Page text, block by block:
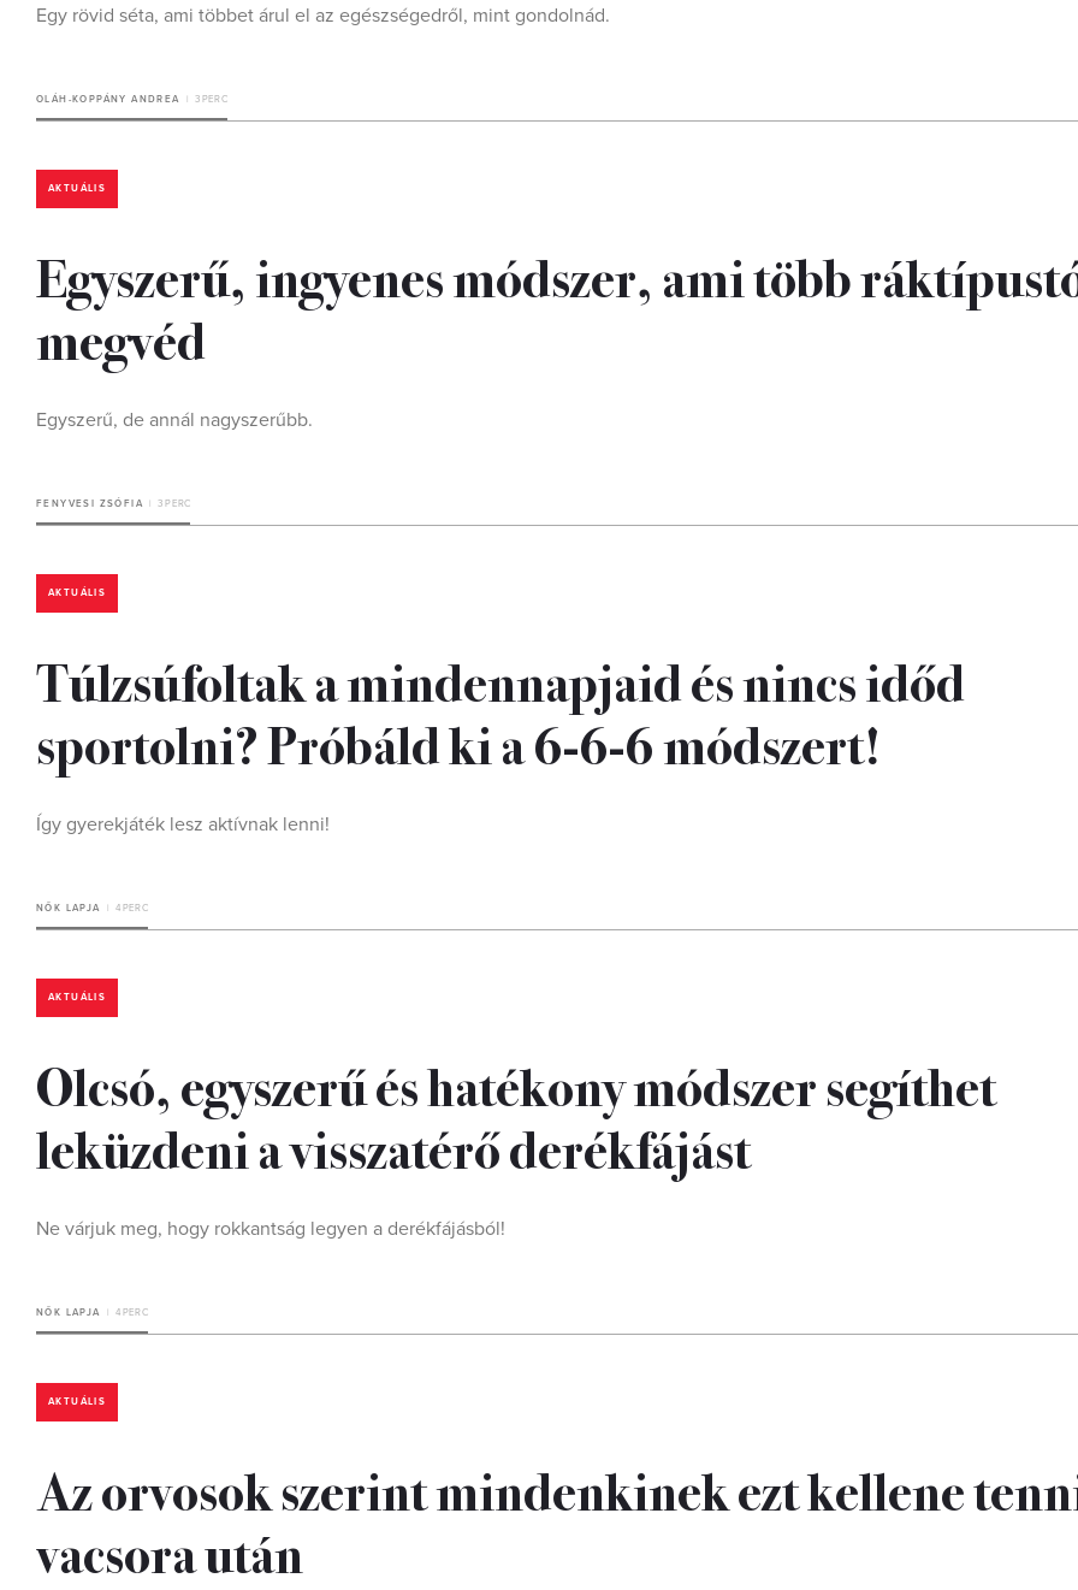
Egy rövid séta, ami többet árul el az egészségedről, mint gondolnád.
OLÁH-KOPPÁNY ANDREA 3 PERC
AKTUÁLIS
Egyszerű, ingyenes módszer, ami több
megvéd
Egyszerű, de annál nagyszerűbb.
FENYVESI ZSÓFIA 3 PERC
AKTUÁLIS
Túlzsúfoltak a mindennapjaid és nincs időd
sportolni? Próbáld ki a 6-6-6 módszert!
Így gyerekjáték lesz aktívnak lenni!
NŐK LAPJA 4 PERC
AKTUÁLIS
Olcsó, egyszerű és hatékony módszer segíthet
leküzdeni a visszatérő derékfájást
Ne várjuk meg, hogy rokkantság legyen a derékfájásból!
NŐK LAPJA 4 PERC
AKTUÁLIS
Az orvosok szerint mindenkinek ezt kellene
vacsora után